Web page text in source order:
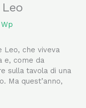
Leo, che viveva
e, come da
sulla tavola di una
Ma quest’anno,